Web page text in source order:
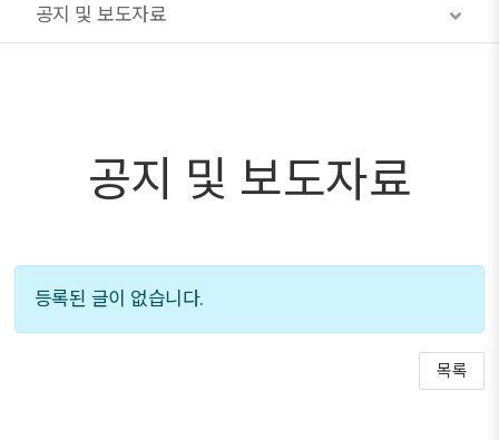
공지 및 보도자료
공지 및 보도자료
등록된 글이 없습니다.
목록